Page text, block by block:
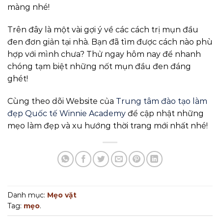
màng nhé!
Trên đây là một vài gợi ý về các cách trị mụn đầu
đen đơn giản tại nhà. Bạn đã tìm được cách nào phù
hợp với mình chưa? Thử ngay hôm nay để nhanh
chóng tạm biệt những nốt mụn đầu đen đáng
ghét!
Cùng theo dõi Website của Trung tâm đào tạo làm
đẹp Quốc tế Winnie Academy để cập nhật những
mẹo làm đẹp và xu hướng thời trang mới nhất nhé!
Danh mục: Mẹo vặt
Tag: mẹo.